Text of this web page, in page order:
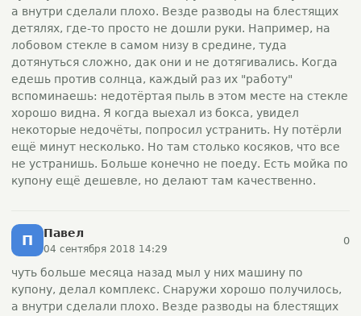
а внутри сделали плохо. Везде разводы на блестящих
детялях, где-то просто не дошли руки. Например, на
лобовом стекле в самом низу в средине, туда
дотянуться сложно, дак они и не дотягивались. Когда
едешь против солнца, каждый раз их "работу"
вспоминаешь: недотёртая пыль в этом месте на стекле
хорошо видна. Я когда выехал из бокса, увидел
некоторые недочёты, попросил устранить. Ну потёрли
ещё минут несколько. Но там столько косяков, что все
не устранишь. Больше конечно не поеду. Есть мойка по
купону ещё дешевле, но делают там качественно.
П Павел
04 сентября 2018 14:29
0
чуть больше месяца назад мыл у них машину по
купону, делал комплекс. Снаружи хорошо получилось,
а внутри сделали плохо. Везде разводы на блестящих